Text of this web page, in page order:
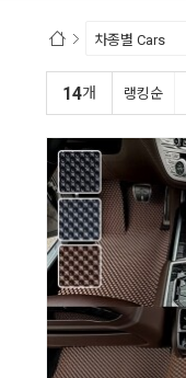
14개 랭킹순